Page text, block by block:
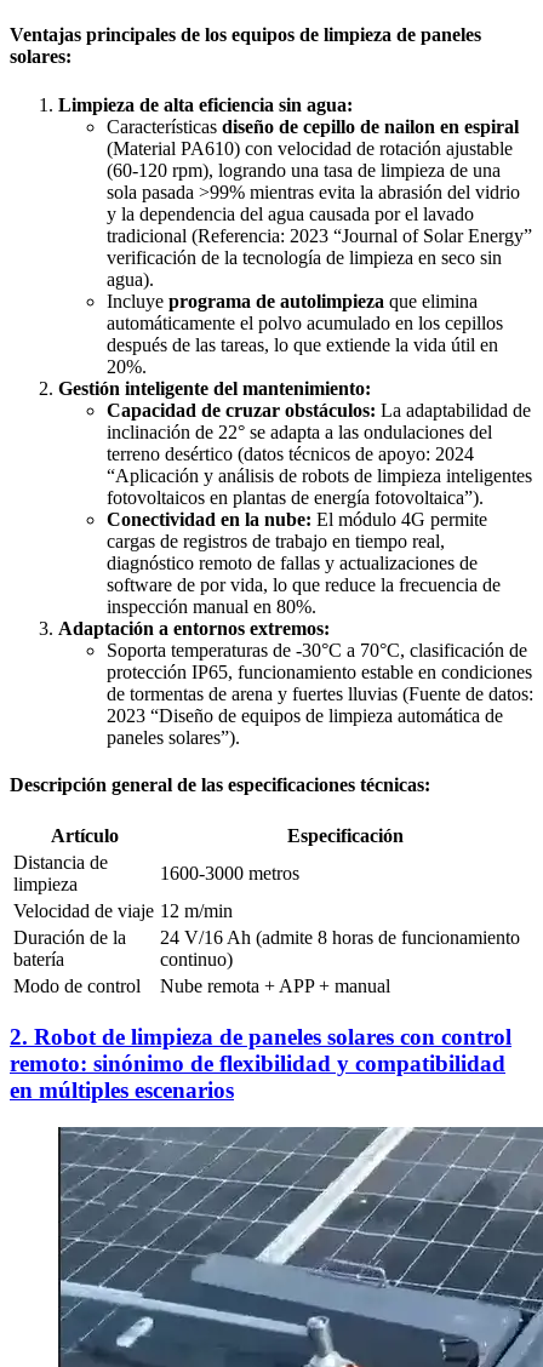
Ventajas principales de los equipos de limpieza de paneles
solares:
Limpieza de alta eficiencia sin agua:
Características diseño de cepillo de nailon en espiral
(Material PA610) con velocidad de rotación ajustable
(60-120 rpm), logrando una tasa de limpieza de una
sola pasada >99% mientras evita la abrasión del vidrio
y la dependencia del agua causada por el lavado
tradicional (Referencia: 2023 “Journal of Solar Energy”
verificación de la tecnología de limpieza en seco sin
agua).
Incluye programa de autolimpieza que elimina
automáticamente el polvo acumulado en los cepillos
después de las tareas, lo que extiende la vida útil en
20%.
Gestión inteligente del mantenimiento:
Capacidad de cruzar obstáculos: La adaptabilidad de
inclinación de 22° se adapta a las ondulaciones del
terreno desértico (datos técnicos de apoyo: 2024
“Aplicación y análisis de robots de limpieza inteligentes
fotovoltaicos en plantas de energía fotovoltaica”).
Conectividad en la nube: El módulo 4G permite
cargas de registros de trabajo en tiempo real,
diagnóstico remoto de fallas y actualizaciones de
software de por vida, lo que reduce la frecuencia de
inspección manual en 80%.
Adaptación a entornos extremos:
Soporta temperaturas de -30°C a 70°C, clasificación de
protección IP65, funcionamiento estable en condiciones
de tormentas de arena y fuertes lluvias (Fuente de datos:
2023 “Diseño de equipos de limpieza automática de
paneles solares”).
Descripción general de las especificaciones técnicas:
Artículo
Especificación
Distancia de
limpieza
1600-3000 metros
Velocidad de viaje 12 m/min
Duración de la
batería
24 V/16 Ah (admite 8 horas de funcionamiento
continuo)
Modo de control
Nube remota + APP + manual
2. Robot de limpieza de paneles solares con control
remoto: sinónimo de flexibilidad y compatibilidad
en múltiples escenarios